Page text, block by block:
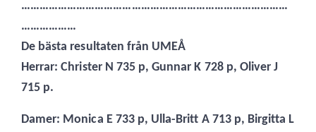
……………………………………………………………………………
………………
De bästa resultaten från UMEÅ
Herrar: Christer N 735 p, Gunnar K 728 p, Oliver J
715 p.
Damer: Monica E 733 p, Ulla-Britt A 713 p, Birgitta L